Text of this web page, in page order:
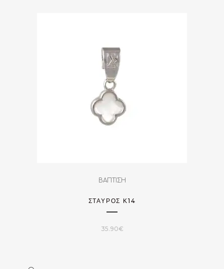
ΒΑΠΤΙΣΗ
ΣΤΑΥΡΌΣ Κ14
35.90€